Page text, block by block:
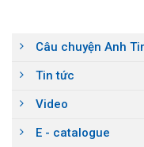
Câu chuyện Anh
Tin tức
Video
E - catalogue